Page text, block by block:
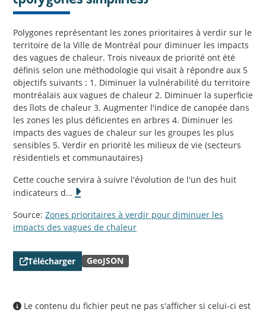
Polygones représentant les zones prioritaires à verdir sur le
territoire de la Ville de Montréal pour diminuer les impacts
des vagues de chaleur. Trois niveaux de priorité ont été
définis selon une méthodologie qui visait à répondre aux 5
objectifs suivants : 1. Diminuer la vulnérabilité du territoire
montréalais aux vagues de chaleur 2. Diminuer la superficie
des îlots de chaleur 3. Augmenter l'indice de canopée dans
les zones les plus déficientes en arbres 4. Diminuer les
impacts des vagues de chaleur sur les groupes les plus
sensibles 5. Verdir en priorité les milieux de vie (secteurs
résidentiels et communautaires)
Cette couche servira à suivre l'évolution de l'un des huit
indicateurs d…
Source: Zones prioritaires à verdir pour diminuer les
impacts des vagues de chaleur
Télécharger GeoJSON
Le contenu du fichier peut ne pas s'afficher si celui-ci est